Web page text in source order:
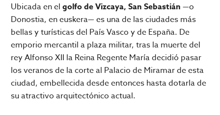
Ubicada en elgolfo de Vizcaya, San Sebastián —o
Donostia, en euskera— es una de las ciudades más
bellas y turísticas del País Vasco y de España. De
emporio mercantil a plaza militar, tras la muerte del
rey Alfonso XII la Reina Regente María decidió pasar
los veranos de la corte al Palacio de Miramar de esta
ciudad, embellecida desde entonces hasta dotarla de
su atractivo arquitectónico actual.